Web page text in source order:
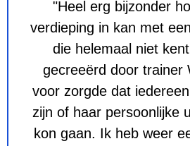
"Heel erg bijzonder
verdieping in kan met
die helemaal niet
gecreeërd door trainer
voor zorgde dat
zijn of haar persoonlijke
kon gaan. Ik heb weer